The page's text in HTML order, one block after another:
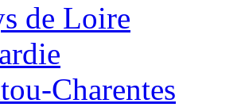
de Loire
Charentes